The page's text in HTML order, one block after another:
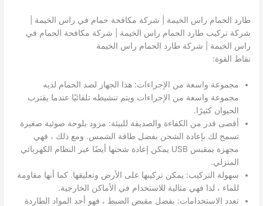
طارد الحمام راس الخيمة | شركة مكافحة حمام في راس الخيمة |
شركة تركيب طارد الحمام راس الخيمة | شركة مكافحة الحمام في
راس الخيمة | شركة طارد الحمام راس الخيمة
نقاط القوة:
مجموعة واسعة من الإجراءات: هذا الجهاز لصد الحمام لديه
مجموعة واسعة من الإجراءات ويتم تنشيطه تلقائيًا عندما يقترب
الحيوان كثيرًا.
أقصى قدر من الكفاءة والصديقة للبيئة: مزود بلوحة ضوئية صغيرة
تسمح لك بإعادة الشحن بفضل طاقة الشمس. ومع ذلك ، فهي
مجهزة بمقبس USB يمكن إعادة شحنها أيضًا عبر النظام الكهربائي
المنزلي.
سهولة التركيب: يمكن تركيبها على الأرض وتعليقها. كما أنها مقاومة
للماء ، لذا فهي مثالية للاستخدام في الأماكن الخارجية.
تعدد الاستخدامات: بفضل مقبض الضبط ، فهو أحد المواد الطاردة